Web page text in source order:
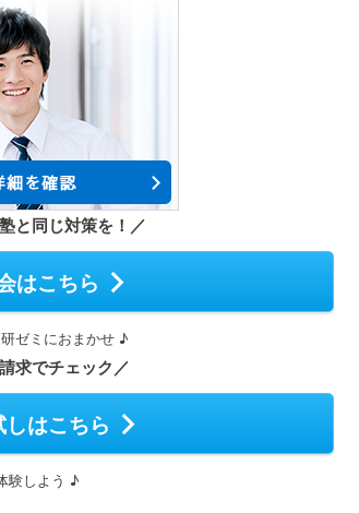
と同じ対策を！／
はこちら
ゼミにおまかせ ♪
求でチェック／
はこちら
験しよう ♪